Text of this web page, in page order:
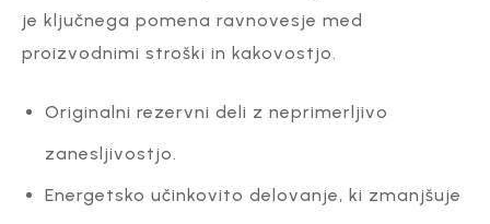
je ključnega pomena ravnovesje med
proizvodnimi stroški in kakovostjo.
Originalni rezervni deli z neprimerljivo
zanesljivostjo.
Energetsko učinkovito delovanje, ki zmanjšuje